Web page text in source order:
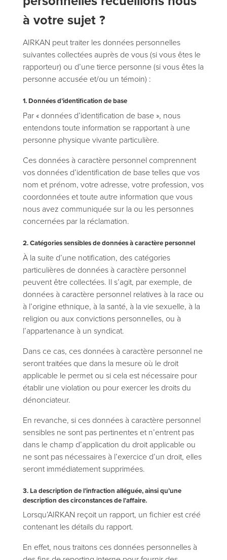
à votre sujet ?
AIRKAN peut traiter les données personnelles
suivantes collectées auprès de vous (si vous êtes le
rapporteur) ou d’une tierce personne (si vous êtes la
personne accusée et/ou un témoin) :
1. Données d’identification de base
Par « données d’identification de base », nous
entendons toute information se rapportant à une
personne physique vivante particulière.
Ces données à caractère personnel comprennent
vos données d’identification de base telles que vos
nom et prénom, votre adresse, votre profession, vos
coordonnées et toute autre information que vous
nous avez communiquée sur la ou les personnes
concernées par la réclamation.
2. Catégories sensibles de données à caractère personnel
À la suite d’une notification, des catégories
particulières de données à caractère personnel
peuvent être collectées. Il s’agit, par exemple, de
données à caractère personnel relatives à la race ou
à l’origine ethnique, à la santé, à la vie sexuelle, à la
religion ou aux convictions personnelles, ou à
l’appartenance à un syndicat.
Dans ce cas, ces données à caractère personnel ne
seront traitées que dans la mesure où le droit
applicable le permet ou si cela est nécessaire pour
établir une violation ou pour exercer les droits du
dénonciateur.
En revanche, si ces données à caractère personnel
sensibles ne sont pas pertinentes et n’entrent pas
dans le champ d’application du droit applicable ou
ne sont pas nécessaires à l’exercice d’un droit, elles
seront immédiatement supprimées.
3. La description de l’infraction alléguée, ainsi qu’une
description des circonstances de l’affaire.
Lorsqu’AIRKAN reçoit un rapport, un fichier est créé
contenant les détails du rapport.
En effet, nous traitons ces données personnelles à